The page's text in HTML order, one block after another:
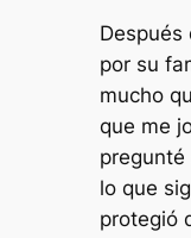
por su
mucho
que me
lo que
protegió